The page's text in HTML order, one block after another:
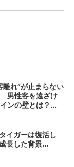
離れ”が止まらない
男性客を遠ざけ
ンの壁とは？...
イガーは復活し
長した背景...